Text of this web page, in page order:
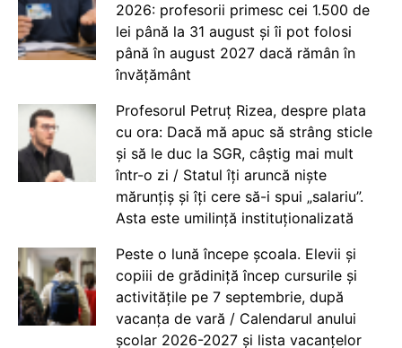
2026: profesorii primesc cei 1.500 de
lei până la 31 august și îi pot folosi
până în august 2027 dacă rămân în
învățământ
Profesorul Petruț Rizea, despre plata
cu ora: Dacă mă apuc să strâng sticle
și să le duc la SGR, câștig mai mult
într-o zi / Statul îți aruncă niște
mărunțiș și îți cere să-i spui „salariu”.
Asta este umilință instituționalizată
Peste o lună începe școala. Elevii și
copiii de grădiniță încep cursurile și
activitățile pe 7 septembrie, după
vacanța de vară / Calendarul anului
școlar 2026-2027 și lista vacanțelor